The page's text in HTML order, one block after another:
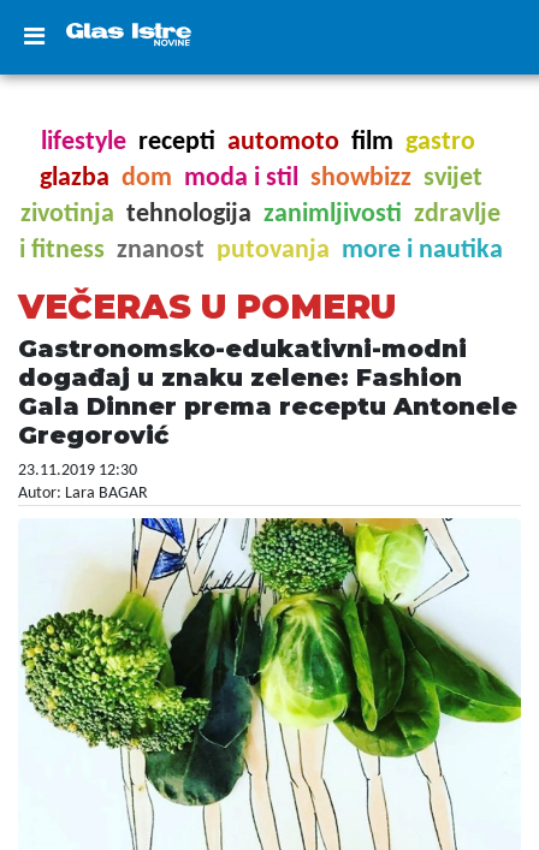
lifestyle recepti automoto film gastro
glazba dom moda i stil showbizz svijet
zivotinja tehnologija zanimljivosti zdravlje
i fitness znanost putovanja more i nautika
VEČERAS U POMERU
Gastronomsko-edukativni-modni
događaj u znaku zelene: Fashion
Gala Dinner prema receptu Antonele
Gregorović
23.11.2019 12:30
Autor: Lara BAGAR